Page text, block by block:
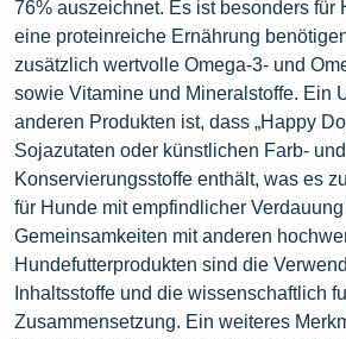
76% auszeichnet. Es ist besonders für
eine proteinreiche Ernährung
zusätzlich wertvolle Omega-3- und
sowie Vitamine und Mineralstoffe. Ein
anderen Produkten ist, dass „Happy
Sojazutaten oder künstlichen Farb- und
Konservierungsstoffe enthält, was es
für Hunde mit empfindlicher Verdauung
Gemeinsamkeiten mit anderen
Hundefutterprodukten sind die
Inhaltsstoffe und die wissenschaftlich
Zusammensetzung. Ein weiteres